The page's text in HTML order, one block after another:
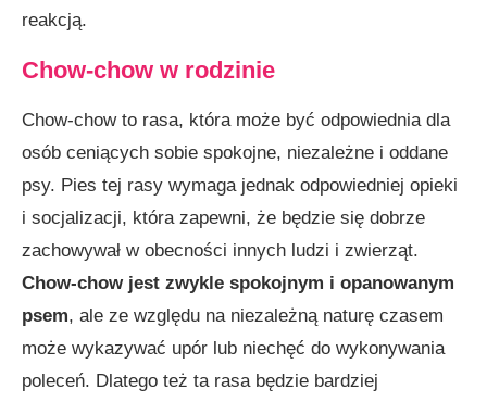
reakcją.
Chow-chow w rodzinie
Chow-chow to rasa, która może być odpowiednia dla
osób ceniących sobie spokojne, niezależne i oddane
psy. Pies tej rasy wymaga jednak odpowiedniej opieki
i socjalizacji, która zapewni, że będzie się dobrze
zachowywał w obecności innych ludzi i zwierząt.
Chow-chow jest zwykle spokojnym i opanowanym
psem, ale ze względu na niezależną naturę czasem
może wykazywać upór lub niechęć do wykonywania
poleceń. Dlatego też ta rasa będzie bardziej